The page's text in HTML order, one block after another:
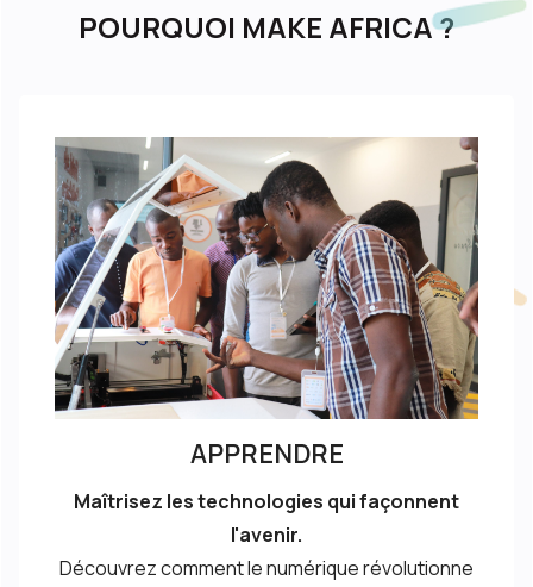
POURQUOI MAKE AFRICA ?
APPRENDRE
Maîtrisez les technologies qui façonnent
l'avenir.
Découvrez comment le numérique révolutionne